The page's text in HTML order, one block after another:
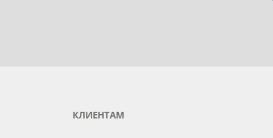
КЛИЕНТАМ